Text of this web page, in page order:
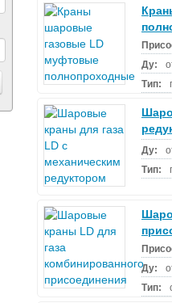
Ду:
Тип:
Ду:
Тип:
Ду:
Тип: